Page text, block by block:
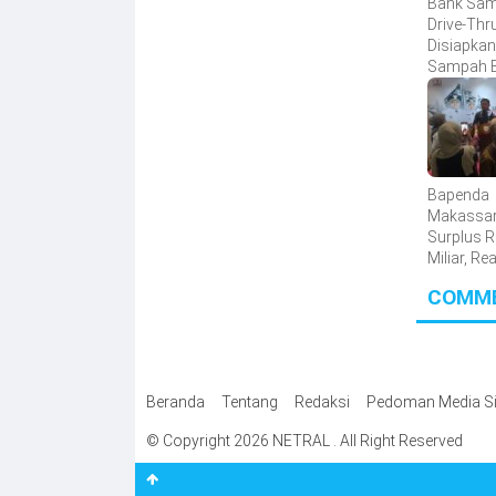
Bank
Drive-
Sampah
Ekonomi
Mudah
Bapenda
Surplus
Miliar,
Tembus
Persen
Beranda Tentang Redaksi Pedoman Media
© Copyright 2026 NETRAL . All Right Reserved